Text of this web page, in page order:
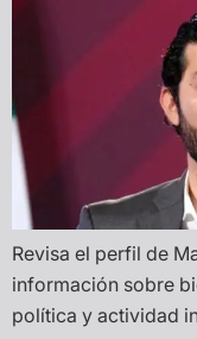
Revisa el perfil de
información sobre
política y actividad